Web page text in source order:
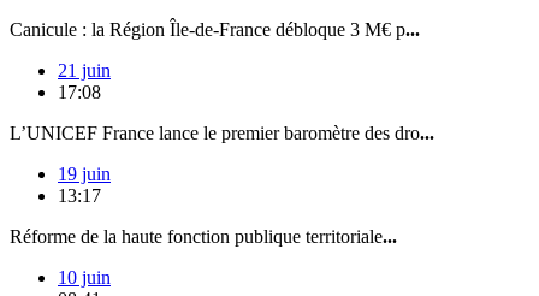
Canicule : la Région Île-de-France débloque 3 M€ p...
21 juin
17:08
L’UNICEF France lance le premier baromètre des dro...
19 juin
13:17
Réforme de la haute fonction publique territoriale...
10 juin